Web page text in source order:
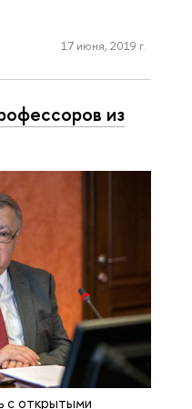
17 июня, 2019 г.
из
открытыми